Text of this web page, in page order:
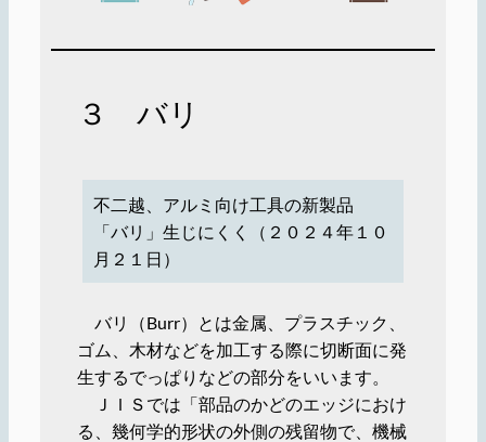
３ バリ
不二越、アルミ向け工具の新製品
「バリ」生じにくく（２０２４年１０
月２１日）
バリ（Burr）とは金属、プラスチック、
ゴム、木材などを加工する際に切断面に発
生するでっぱりなどの部分をいいます。
ＪＩＳでは「部品のかどのエッジにおけ
る、幾何学的形状の外側の残留物で、機械